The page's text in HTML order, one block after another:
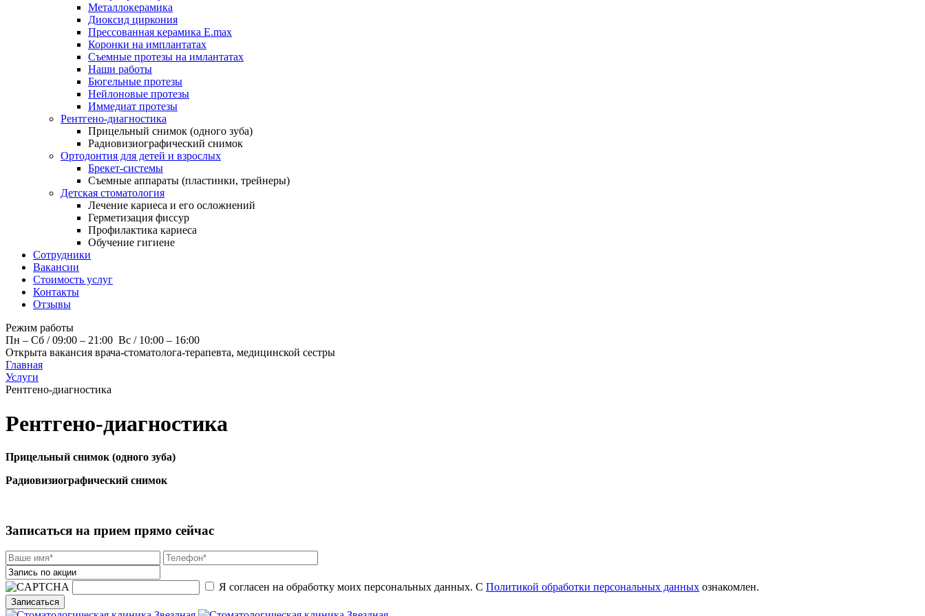
Металлокерамика
Диоксид циркония
Прессованная керамика E.max
Коронки на имплантатах
Съемные протезы на имлантатах
Наши работы
Бюгельные протезы
Нейлоновые протезы
Иммедиат протезы
Рентгено-диагностика
Прицельный снимок (одного зуба)
Радиовизиографический снимок
Ортодонтия для детей и взрослых
Брекет-системы
Съемные аппараты (пластинки, трейнеры)
Детская стоматология
Лечение кариеса и его осложнений
Герметизация фиссур
Профилактика кариеса
Обучение гигиене
Сотрудники
Вакансии
Стоимость услуг
Контакты
Отзывы
Режим работы
Пн – Cб / 09:00 – 21:00 Вс / 10:00 – 16:00
Открыта вакансия врача-стоматолога-терапевта, медицинской сестры
Главная
Услуги
Рентгено-диагностика
Рентгено-диагностика
Прицельный снимок (одного зуба)
Радиовизиографический снимок
Записаться на прием прямо сейчас
Я согласен на обработку моих персональных данных. С Политикой обработки персональных данных ознакомлен.